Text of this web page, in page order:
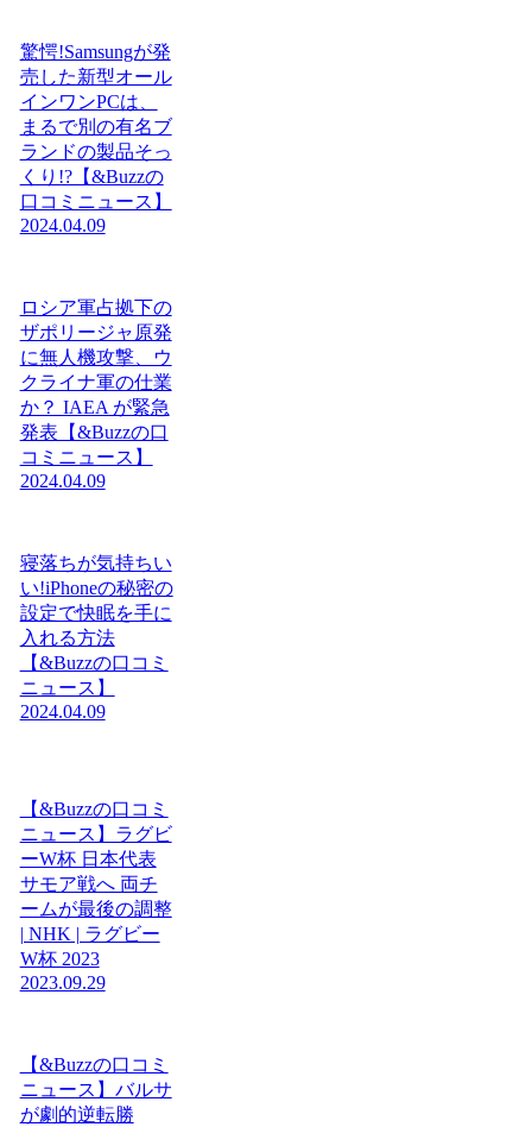
驚愕!Samsungが発
売した新型オール
インワンPCは、
まるで別の有名ブ
ランドの製品そっ
くり!?【&Buzzの
口コミニュース】
2024.04.09
ロシア軍占拠下の
ザポリージャ原発
に無人機攻撃、ウ
クライナ軍の仕業
か？ IAEA が緊急
発表【&Buzzの口
コミニュース】
2024.04.09
寝落ちが気持ちい
い!iPhoneの秘密の
設定で快眠を手に
入れる方法
【&Buzzの口コミ
ニュース】
2024.04.09
【&Buzzの口コミ
ニュース】ラグビ
ーW杯 日本代表
サモア戦へ 両チ
ームが最後の調整
| NHK | ラグビー
W杯 2023
2023.09.29
【&Buzzの口コミ
ニュース】バルサ
が劇的逆転勝